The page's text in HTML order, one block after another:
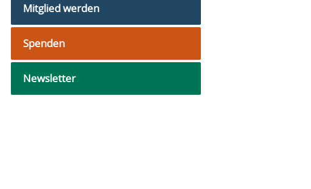
Mitglied werden
Spenden
Newsletter